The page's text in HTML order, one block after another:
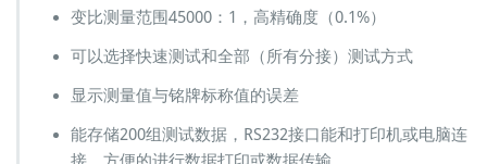
T
R
2
变
变比测量范围45000：1，高精确度（0.1%）
可以选择快速测试和全部（所有分接）测试方式
显示测量值与铭牌标称值的误差
能存储200组测试数据，RS232接口能和打印机或电脑连